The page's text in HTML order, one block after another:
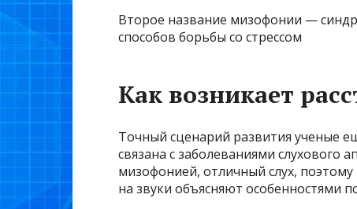
Второе название мизофонии —
способов борьбы со стрессом
Как возникает
Точный сценарий развития ученые
связана с заболеваниями
мизофонией, отличный слух,
на звуки объясняют особенностями